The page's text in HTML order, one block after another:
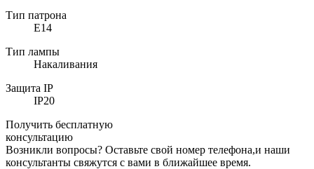
Тип патрона
E14
Тип лампы
Накаливания
Защита IP
IP20
Получить бесплатную
консультацию
Возникли вопросы? Оставьте свой номер телефона,и наши
консультанты свяжутся с вами в ближайшее время.